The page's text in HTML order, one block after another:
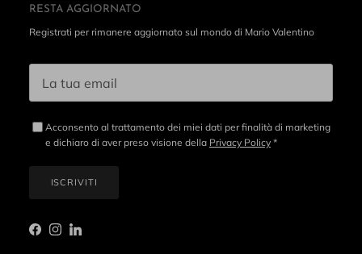
RESTA AGGIORNATO
Registrati per rimanere aggiornato sul mondo di Mario Valentino
Acconsento al trattamento dei miei dati per finalità di marketing
e dichiaro di aver preso visione della Privacy Policy *
ISCRIVITI
Facebook
Instagram
LinkedIn